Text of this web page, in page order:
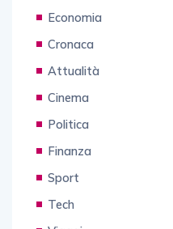
Economia
Cronaca
Attualità
Cinema
Politica
Finanza
Sport
Tech